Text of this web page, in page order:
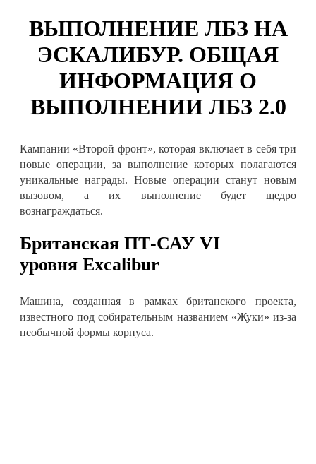
ВЫПОЛНЕНИЕ ЛБЗ НА
ЭСКАЛИБУР. ОБЩАЯ
ИНФОРМАЦИЯ О
ВЫПОЛНЕНИИ ЛБЗ 2.0
Кампании «Второй фронт», которая включает в себя три
новые операции, за выполнение которых полагаются
уникальные награды. Новые операции станут новым
вызовом, а их выполнение будет щедро
вознаграждаться.
Британская ПТ-САУ VI
уровня Excalibur
Машина, созданная в рамках британского проекта,
известного под собирательным названием «Жуки» из-за
необычной формы корпуса.